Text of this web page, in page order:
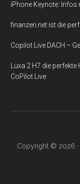
iPhone Keynote: Infos
finanzen.net ist die
Copilot Live DACH –
Luxa 2 H7 die
CoPilot Live
Copyright © 2026 ·